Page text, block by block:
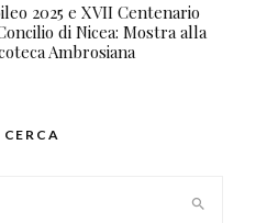
2025 e XVII Centenario
di Nicea: Mostra alla
Ambrosiana
CERCA